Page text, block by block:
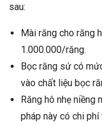
sau:
Mài răng cho răng
1.000.000/răng.
Bọc răng sứ có
vào chất liệu bọc
Răng hô nhẹ niềng
pháp này có chi